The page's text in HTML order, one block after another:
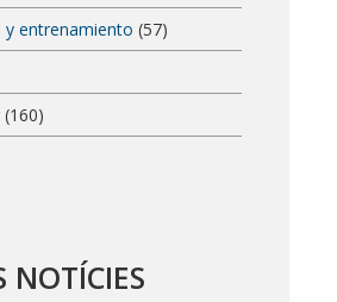
y entrenamiento (57)
(160)
NOTÍCIES